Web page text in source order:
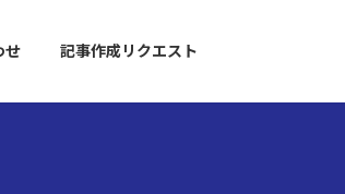
せ 記事作成リクエスト